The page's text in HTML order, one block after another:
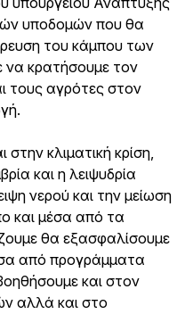
υποδομών που θα
του κάμπου των
να κρατήσουμε τον
τους αγρότες στον
κλιματική κρίση,
και η λειψυδρία
νερού και την μείωση
και μέσα από τα
θα εξασφαλίσουμε
από προγράμματα
και στον
αλλά και στο